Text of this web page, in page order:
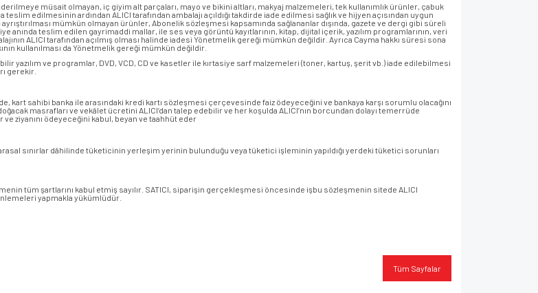
müsait olmayan, iç giyim alt parçaları, mayo ve bikini altları, makyaj malzemeleri, tek kullanımlık ürünler, çabuk
edilmesinin ardından ALICI tarafından ambalajı açıldığı takdirde iade edilmesi sağlık ve hijyen açısından uygun
mümkün olmayan ürünler, Abonelik sözleşmesi kapsamında sağlananlar dışında, gazete ve dergi gibi süreli
teslim edilen gayrimaddi mallar, ile ses veya görüntü kayıtlarının, kitap, dijital içerik, yazılım programlarının, veri
ALICI tarafından açılmış olması halinde iadesi Yönetmelik gereği mümkün değildir. Ayrıca Cayma hakkı süresi sona
kullanılması da Yönetmelik gereği mümkün değildir.
yazılım ve programlar, DVD, VCD, CD ve kasetler ile kırtasiye sarf malzemeleri (toner, kartuş, şerit vb.) iade edilebilmesi
gerekir.
kart sahibi banka ile arasındaki kredi kartı sözleşmesi çerçevesinde faiz ödeyeceğini ve bankaya karşı sorumlu olacağını
masrafları ve vekâlet ücretini ALICI’dan talep edebilir ve her koşulda ALICI’nın borcundan dolayı temerrüde
ve ziyanını ödeyeceğini kabul, beyan ve taahhüt eder
sınırlar dâhilinde tüketicinin yerleşim yerinin bulunduğu veya tüketici işleminin yapıldığı yerdeki tüketici sorunları
tüm şartlarını kabul etmiş sayılır. SATICI, siparişin gerçekleşmesi öncesinde işbu sözleşmenin sitede ALICI
yapmakla yükümlüdür.
Tüm Sayfalar